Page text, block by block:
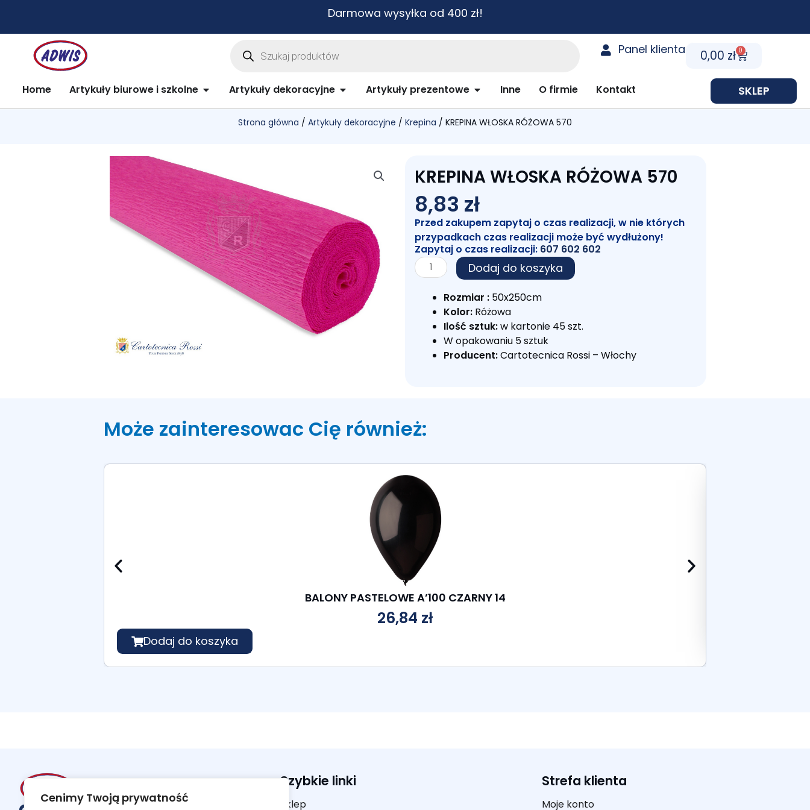
Cenimy Twoją prywatność
treści
Darmowa wysyłka od 400 zł!
Wyszukiwarka
Panel klienta 0,00 zł 0
Cart
Home Artykuły biurowe i szkolne Open Artykuły biurowe i szkolne
Artykuły dekoracyjne Open Artykuły dekoracyjne
Artykuły prezentowe Open Artykuły prezentowe
Inne O firmie Kontakt SKLEP
Strona główna / Artykuły dekoracyjne / Krepina / KREPINA WŁOSKA RÓŻOWA 570
KREPINA WŁOSKA RÓŻOWA 570
8,83 zł
Przed zakupem zapytaj o czas realizacji, w nie których
przypadkach czas realizacji może być wydłużony!
Zapytaj o czas realizacji: 607 602 602
ilość
KREPINA
WŁOSKA
RÓŻOWA
Dodaj do koszyka
Rozmiar : 50x250cm
Kolor: Różowa
Ilość sztuk:w kartonie 45 szt.
W opakowaniu 5 sztuk
Producent:Cartotecnica Rossi – Włochy
Może zainteresowac Cię również:
BALONY PASTELOWE A’100 CZARNY 14
26,84 zł
Dodaj do koszyka
Szybkie linki
Sklep
Strefa klienta
Moje konto